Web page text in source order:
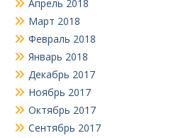
Апрель 2018
Март 2018
Февраль 2018
Январь 2018
Декабрь 2017
Ноябрь 2017
Октябрь 2017
Сентябрь 2017